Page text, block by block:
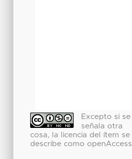
Excepto si se
señala otra
cosa, la licencia del ítem se
describe como openAccess